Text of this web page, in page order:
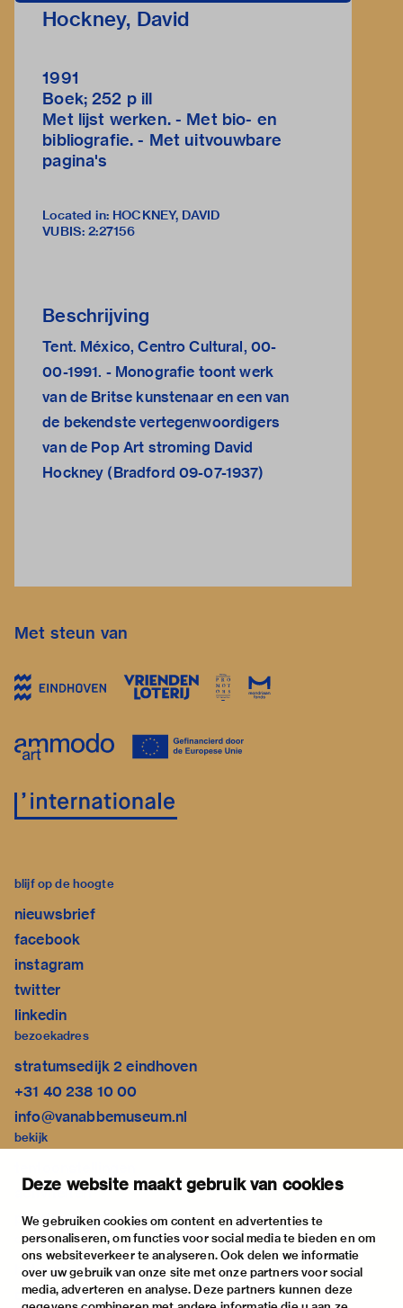
Deze website maakt gebruik van cookies
We gebruiken cookies om content en advertenties te
personaliseren, om functies voor social media te bieden en om
ons websiteverkeer te analyseren. Ook delen we informatie
over uw gebruik van onze site met onze partners voor social
media, adverteren en analyse. Deze partners kunnen deze
Hockney, David
1991
Boek; 252 p ill
Met lijst werken. - Met bio- en
bibliografie. - Met uitvouwbare
pagina's
Located in: HOCKNEY, DAVID
VUBIS: 2:27156
Beschrijving
Tent. México, Centro Cultural, 00-
00-1991. - Monografie toont werk
van de Britse kunstenaar en een van
de bekendste vertegenwoordigers
van de Pop Art stroming David
Hockney (Bradford 09-07-1937)
Met steun van
blijf op de hoogte
nieuwsbrief
facebook
instagram
twitter
linkedin
bezoekadres
stratumsedijk 2 eindhoven
+31 40 238 10 00
info@vanabbemuseum.nl
bekijk
activiteiten
praktische informatie
over
het museum
de collectie